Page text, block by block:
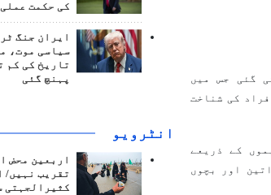
گئی جس میں
کی شناخت
میں نصب بموں کے ذریعے
اور بچوں
کی حکمت
ایران جنگ
سیاسی موت،
تاریخ کی کم
پہنچ گئی
انٹرويو
اربعین محض
تقریب نہیں/
کثیرالجہتی